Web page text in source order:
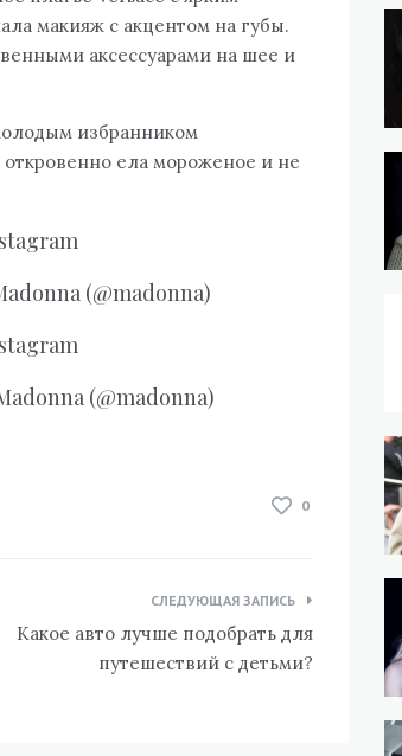
макияж с акцентом на губы.
аксессуарами на шее и
избранником
ела мороженое и не
(@madonna)
(@madonna)
0
СЛЕДУЮЩАЯ ЗАПИСЬ
Какое авто лучше подобрать для
путешествий с детьми?